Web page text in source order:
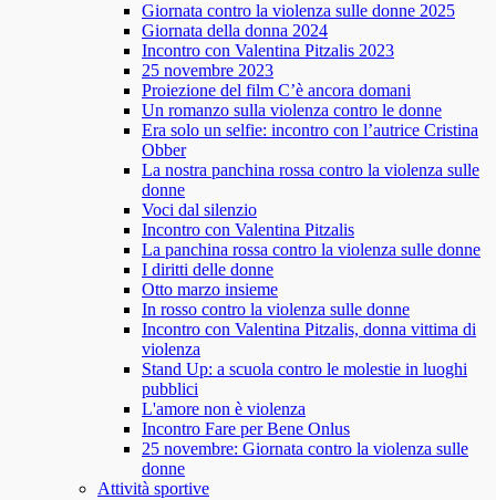
Giornata contro la violenza sulle donne 2025
Giornata della donna 2024
Incontro con Valentina Pitzalis 2023
25 novembre 2023
Proiezione del film C’è ancora domani
Un romanzo sulla violenza contro le donne
Era solo un selfie: incontro con l’autrice Cristina
Obber
La nostra panchina rossa contro la violenza sulle
donne
Voci dal silenzio
Incontro con Valentina Pitzalis
La panchina rossa contro la violenza sulle donne
I diritti delle donne
Otto marzo insieme
In rosso contro la violenza sulle donne
Incontro con Valentina Pitzalis, donna vittima di
violenza
Stand Up: a scuola contro le molestie in luoghi
pubblici
L'amore non è violenza
Incontro Fare per Bene Onlus
25 novembre: Giornata contro la violenza sulle
donne
Attività sportive